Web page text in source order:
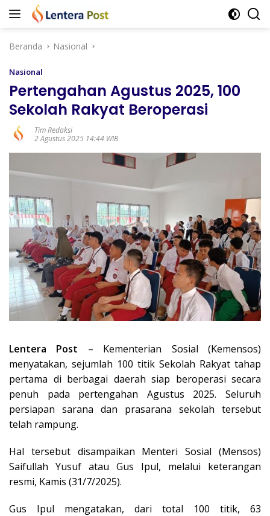
Langsung
Beranda
Nasional
Nasional
Pertengahan Agustus 2025, 100
Sekolah Rakyat Beroperasi
Tim Redaksi
2 Agustus 2025 14:44 WIB
Lentera Post – Kementerian Sosial (Kemensos)
menyatakan, sejumlah 100 titik Sekolah Rakyat tahap
pertama di berbagai daerah siap beroperasi secara
penuh pada pertengahan Agustus 2025. Seluruh
persiapan sarana dan prasarana sekolah tersebut
telah rampung.
Hal tersebut disampaikan Menteri Sosial (Mensos)
Saifullah Yusuf atau Gus Ipul, melalui keterangan
resmi, Kamis (31/7/2025).
Gus Ipul mengatakan, dari total 100 titik, 63